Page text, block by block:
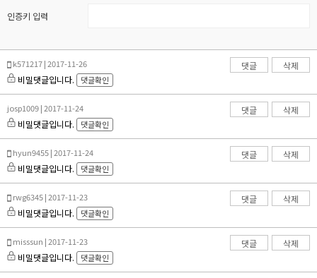
인증키 입력
k571217 | 2017-11-26 삭제
댓글
비밀댓글입니다.
댓글확인
josp1009 | 2017-11-24 삭제
댓글
비밀댓글입니다.
댓글확인
hyun9455 | 2017-11-24 삭제
댓글
비밀댓글입니다.
댓글확인
rwg6345 | 2017-11-23 삭제
댓글
비밀댓글입니다.
댓글확인
misssun | 2017-11-23 삭제
댓글
비밀댓글입니다.
댓글확인